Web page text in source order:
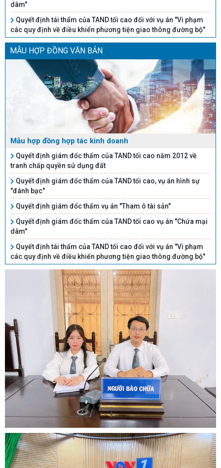
dâm"
Quyết định tái thẩm của TAND tối cao đối với vụ án "Vi phạm
các quy định về điều khiển phương tiện giao thông đường bộ"
MẪU HỢP ĐỒNG VĂN BẢN
Mẫu hợp đồng hợp tác kinh doanh
Quyết định giám đốc thẩm của TAND tối cao năm 2012 về
tranh chấp quyền sử dụng đất
Quyết định giám đốc thẩm của TAND tối cao, vụ án hình sự
"đánh bạc"
Quyết định giám đốc thẩm vụ án "Tham ô tài sản"
Quyết định giám đốc thẩm của TAND tối cao vụ án "Chứa mại
dâm"
Quyết định tái thẩm của TAND tối cao đối với vụ án "Vi phạm
các quy định về điều khiển phương tiện giao thông đường bộ"